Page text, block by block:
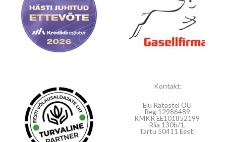
Kontakt:
Elu Ratastel OÜ
Reg.12986489
KMKR EE101852199
Riia 130b/1.
Tartu 50411 Eesti